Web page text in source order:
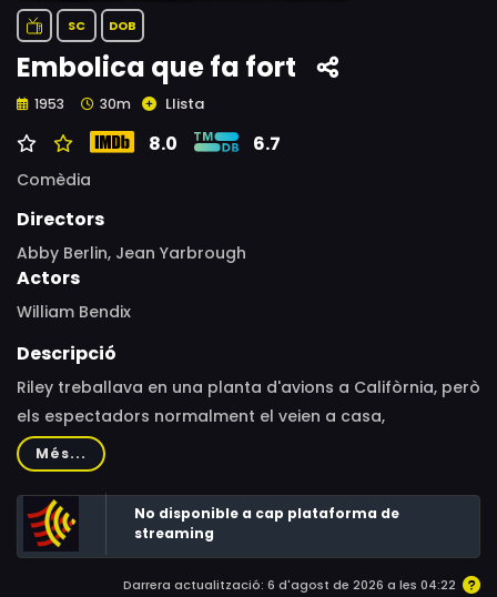
SC DOB
Embolica que fa fort
1953 30m Llista
8.0 6.7
Comèdia
Directors
Abby Berlin, Jean Yarbrough
Actors
William Bendix
Descripció
Riley treballava en una planta d'avions a Califòrnia, però
els espectadors normalment el veien a casa,
interrompent alegrement la vida amb els seus
malapropismes i la intervenció inoportuna en problemes
menors.
Més...
No disponible a cap plataforma de
streaming
Darrera actualització: 6 d'agost de 2026 a les 04:22